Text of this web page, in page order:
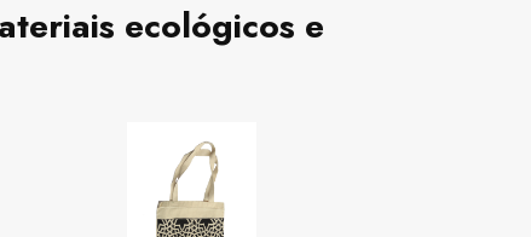
ecológicos e